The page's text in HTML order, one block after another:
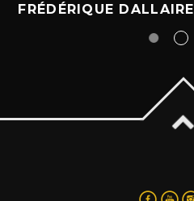
FRÉDÉRIQUE DALLAIRE